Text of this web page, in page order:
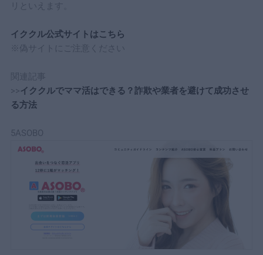
リといえます。
イククル公式サイトはこちら
※偽サイトにご注意ください
関連記事
>>イククルでママ活はできる？詐欺や業者を避けて成功させ
る方法
5ASOBO